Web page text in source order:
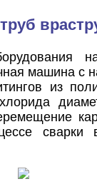
машина с
из
сварки